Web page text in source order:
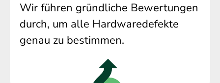
Wir führen gründliche Bewertungen
durch, um alle Hardwaredefekte
genau zu bestimmen.